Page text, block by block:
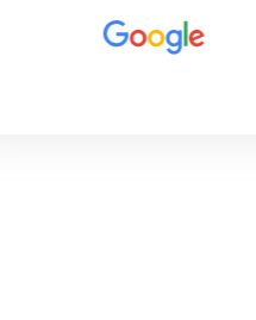
molto accurata, l'albergo del
Cairo era molto bello, buono